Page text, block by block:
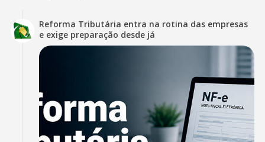
Reforma Tributária entra na rotina das empresas
e exige preparação desde já